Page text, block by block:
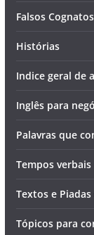
Falsos Cognatos
Histórias
Indice geral de
Inglês para
Palavras que
Tempos verbais
Textos e
Tópicos para